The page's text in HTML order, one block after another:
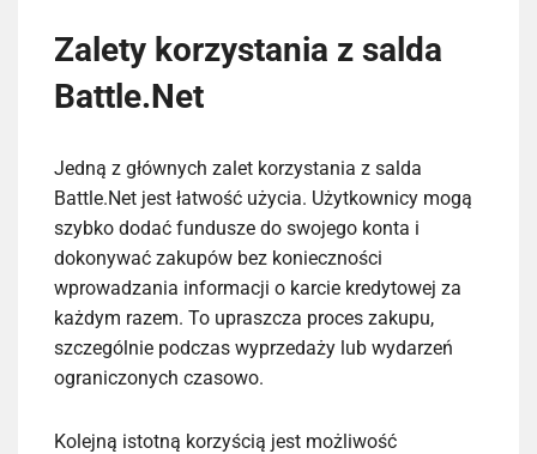
Zalety korzystania z salda
Battle.Net
Jedną z głównych zalet korzystania z salda
Battle.Net jest łatwość użycia. Użytkownicy mogą
szybko dodać fundusze do swojego konta i
dokonywać zakupów bez konieczności
wprowadzania informacji o karcie kredytowej za
każdym razem. To upraszcza proces zakupu,
szczególnie podczas wyprzedaży lub wydarzeń
ograniczonych czasowo.
Kolejną istotną korzyścią jest możliwość